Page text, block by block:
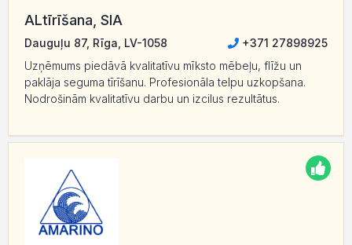
ALtīrīšana, SIA
Dauguļu 87, Rīga, LV-1058
+371 27898925
Uzņēmums piedāvā kvalitatīvu mīksto mēbeļu, flīžu un
paklāja seguma tīrīšanu. Profesionāla telpu uzkopšana.
Nodrošinām kvalitatīvu darbu un izcilus rezultātus.